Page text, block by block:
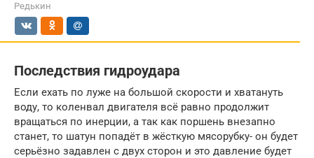
Редькин
Последствия гидроудара
Если ехать по луже на большой скорости и хватануть
воду, то коленвал двигателя всё равно продолжит
вращаться по инерции, а так как поршень внезапно
станет, то шатун попадёт в жёсткую мясорубку- он будет
серьёзно задавлен с двух сторон и это давление будет